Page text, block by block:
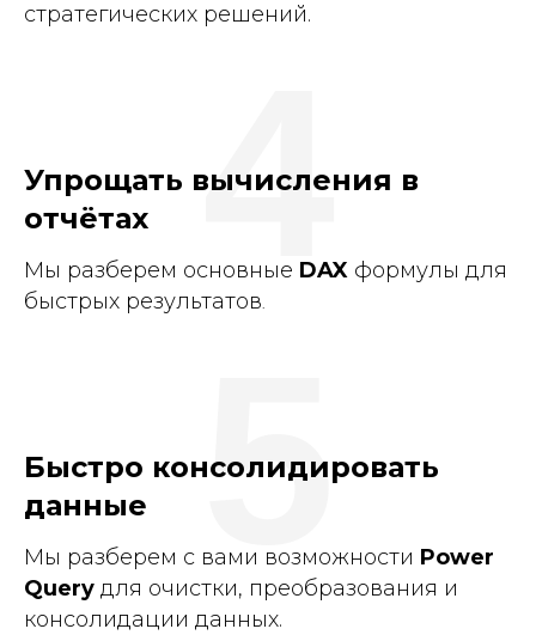
стратегических решений.
Упрощать вычисления в
отчётах
Мы разберем основные DAX формулы для
быстрых результатов.
4
Быстро консолидировать
данные
Мы разберем с вами возможности Power
Query для очистки, преобразования и
консолидации данных.
5